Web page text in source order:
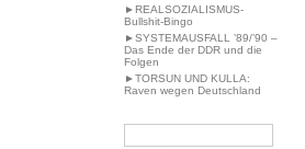
►REALSOZIALISMUS-
Bullshit-Bingo
►SYSTEMAUSFALL ’89/’90 –
Das Ende der DDR und die
Folgen
►TORSUN UND KULLA:
Raven wegen Deutschland